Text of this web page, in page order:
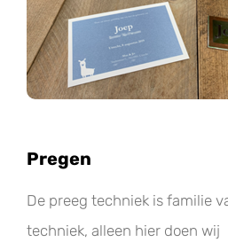
Pregen
De preeg techniek is familie
techniek, alleen hier doen wij